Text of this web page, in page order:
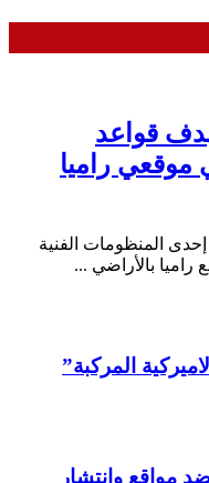
قواعد
موقعي راميا
إحدى المنظومات الفنية
راميا بالأراضي ...
المركبة”
مواقع وانتشار